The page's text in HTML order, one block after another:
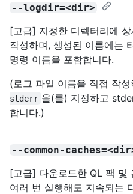
--logdir=<dir>
[고급] 지정한 디렉터리에
작성하며, 생성된 이름에는
명령 이름을 포함합니다.
(로그 파일 이름을 직접 작성
stderr 을(를) 지정하고
합니다.)
--common-
[고급] 다운로드한 QL 팩 및
여러 번 실행해도 지속되는